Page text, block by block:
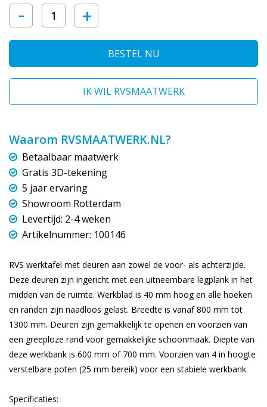
- +
BESTEL NU
IK WIL RVSMAATWERK
Waarom RVSMAATWERK.NL?
Betaalbaar maatwerk
Gratis 3D-tekening
5 jaar ervaring
Showroom Rotterdam
Levertijd: 2-4 weken
Artikelnummer: 100146
RVS werktafel met deuren aan zowel de voor- als achterzijde.
Deze deuren zijn ingericht met een uitneembare legplank in het
midden van de ruimte. Werkblad is 40 mm hoog en alle hoeken
en randen zijn naadloos gelast. Breedte is vanaf 800 mm tot
1300 mm. Deuren zijn gemakkelijk te openen en voorzien van
een greeploze rand voor gemakkelijke schoonmaak. Diepte van
deze werkbank is 600 mm of 700 mm. Voorzien van 4 in hoogte
verstelbare poten (25 mm bereik) voor een stabiele werkbank.
Specificaties: